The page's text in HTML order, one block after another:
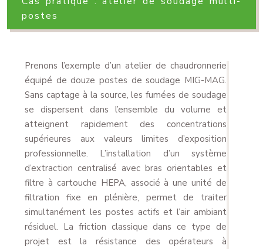
postes
Prenons l’exemple d’un atelier de chaudronnerie
équipé de douze postes de soudage MIG-MAG.
Sans captage à la source, les fumées de soudage
se dispersent dans l’ensemble du volume et
atteignent rapidement des concentrations
supérieures aux valeurs limites d’exposition
professionnelle. L’installation d’un système
d’extraction centralisé avec bras orientables et
filtre à cartouche HEPA, associé à une unité de
filtration fixe en plénière, permet de traiter
simultanément les postes actifs et l’air ambiant
résiduel. La friction classique dans ce type de
projet est la résistance des opérateurs à